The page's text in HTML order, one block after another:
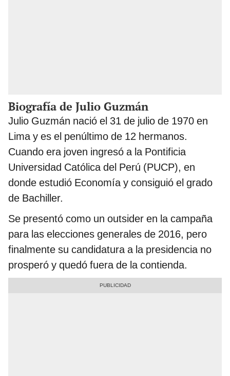
Biografía de Julio Guzmán
Julio Guzmán nació el 31 de julio de 1970 en
Lima y es el penúltimo de 12 hermanos.
Cuando era joven ingresó a la Pontificia
Universidad Católica del Perú (PUCP), en
donde estudió Economía y consiguió el grado
de Bachiller.
Se presentó como un outsider en la campaña
para las elecciones generales de 2016, pero
finalmente su candidatura a la presidencia no
prosperó y quedó fuera de la contienda.